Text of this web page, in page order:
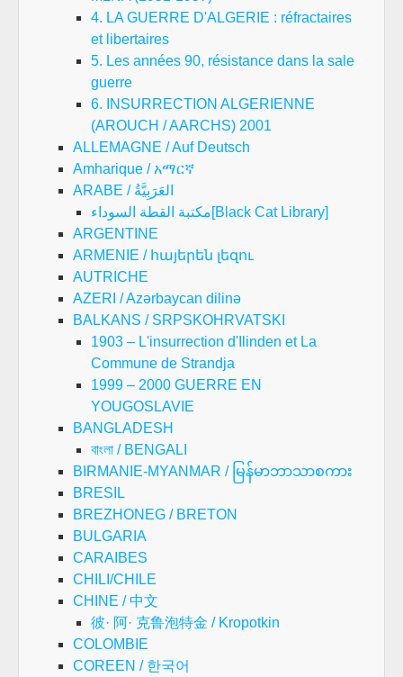
4. LA GUERRE D'ALGERIE : réfractaires
et libertaires
5. Les années 90, résistance dans la sale
guerre
6. INSURRECTION ALGERIENNE
(AROUCH / AARCHS) 2001
ALLEMAGNE / Auf Deutsch
Amharique / አማርኛ
ARABE / العَرَبِيَّةُ
مكتبة القطة السوداء[Black Cat Library]
ARGENTINE
ARMENIE / հայերեն լեզու
AUTRICHE
AZERI / Azərbaycan dilinə
BALKANS / SRPSKOHRVATSKI
1903 – L'insurrection d'Ilinden et La
Commune de Strandja
1999 – 2000 GUERRE EN
YOUGOSLAVIE
BANGLADESH
বাংলা / BENGALI
BIRMANIE-MYANMAR / မြန်မာဘာသာစကား
BRESIL
BREZHONEG / BRETON
BULGARIA
CARAIBES
CHILI/CHILE
CHINE / 中文
彼· 阿· 克鲁泡特金 / Kropotkin
COLOMBIE
COREEN / 한국어